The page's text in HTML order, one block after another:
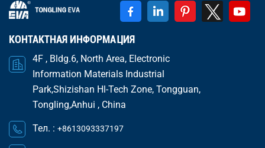
КОНТАКТНАЯ ИНФОРМАЦИЯ
4F , Bldg.6, North Area, Electronic
Information Materials Industrial
Park,Shizishan Hl-Tech Zone, Tongguan,
Tongling,Anhui , China
Тел. : +8613093337197